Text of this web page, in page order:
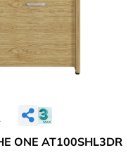
ONE AT100SHL3DR